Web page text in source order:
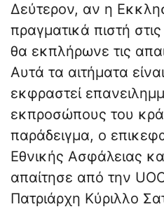
Δεύτερον, αν η
πραγματικά πιστή
θα εκπλήρωνε τις
Αυτά τα αιτήματα
εκφραστεί
εκπροσώπους του
παράδειγμα, ο
Εθνικής Ασφάλειας
απαίτησε από την
Πατριάρχη Κύριλλο